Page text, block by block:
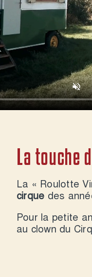
La touche
La « Roulotte
cirque des
Pour la petite
au clown du